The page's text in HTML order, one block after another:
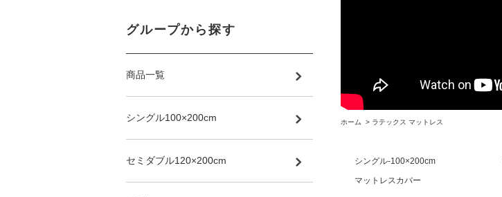
ホーム > ラテックス マットレス
シングル-100×200cm
マットレスカバー
グループから探す
商品一覧
シングル100×200cm
セミダブル120×200cm